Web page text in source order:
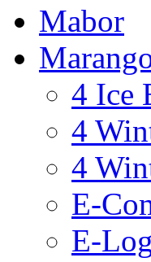
Mabor
4 Ice
4
4
E-
E-